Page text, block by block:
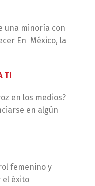
una minoría con
En México, la
TI
en los medios?
en algún
femenino y
el éxito